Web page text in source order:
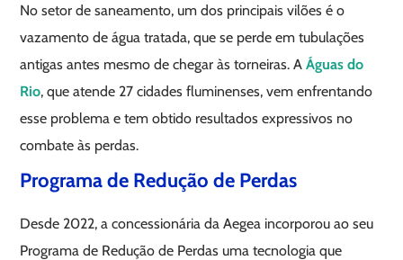
No setor de saneamento, um dos principais vilões é o
vazamento de água tratada, que se perde em tubulações
antigas antes mesmo de chegar às torneiras. AÁguas do
Rio, que atende 27 cidades fluminenses, vem enfrentando
esse problema e tem obtido resultados expressivos no
combate às perdas.
Programa de Redução de Perdas
Desde 2022, a concessionária da Aegea incorporou ao seu
Programa de Redução de Perdas uma tecnologia que